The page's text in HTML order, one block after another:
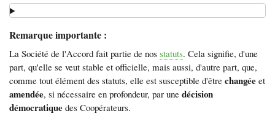
Remarque importante :
La Société de l'Accord fait partie de nos statuts. Cela signifie, d'une
part, qu'elle se veut stable et officielle, mais aussi, d'autre part, que,
comme tout élément des statuts, elle est susceptible d'être changée et
amendée, si nécessaire en profondeur, par une décision
démocratique des Coopérateurs.